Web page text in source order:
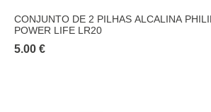
CONJUNTO DE 2 PILHAS ALCALINA
POWER LIFE LR20
5.00 €